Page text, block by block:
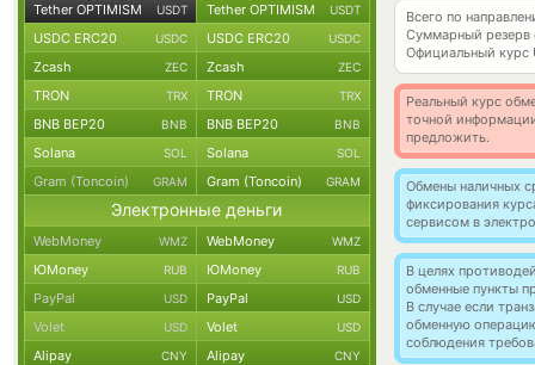
Всего по
Суммарный резерв
Официальный курс
Реальный курс
точной
предложить.
Обмены наличных
фиксирования
сервисом в
В целях
обменные пункты
В случае если
обменную
соблюдения
Tether OPTIMISM USDT Tether OPTIMISM USDT
USDC ERC20 USDC USDC ERC20 USDC
Zcash ZEC Zcash ZEC
TRON TRX TRON TRX
BNB BEP20 BNB BNB BEP20 BNB
Solana SOL Solana SOL
Gram (Toncoin) GRAM Gram (Toncoin) GRAM
Электронные деньги
WebMoney WMZ WebMoney WMZ
ЮMoney RUB ЮMoney RUB
PayPal USD PayPal USD
Volet USD Volet USD
Alipay CNY Alipay CNY